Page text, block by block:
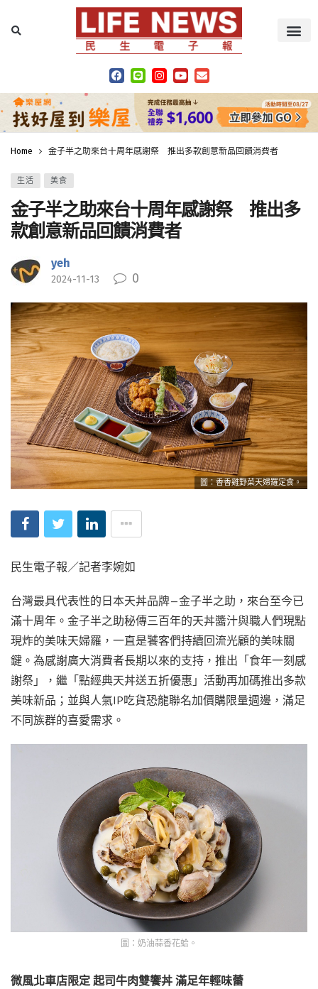
Home 金子半之助來台十周年感謝祭 推出多款創意新品回饋消費者
生活 美食
金子半之助來台十周年感謝祭 推出多
款創意新品回饋消費者
yeh
2024-11-13 0
圖：香香雞野菜天婦羅定食。
民生電子報／記者李婉如
台灣最具代表性的日本天丼品牌—金子半之助，來台至今已
滿十周年。金子半之助秘傳三百年的天丼醬汁與職人們現點
現炸的美味天婦羅，一直是饕客們持續回流光顧的美味關
鍵。為感謝廣大消費者長期以來的支持，推出「食年一刻感
謝祭」，繼「點經典天丼送五折優惠」活動再加碼推出多款
美味新品；並與人氣IP吃貨恐龍聯名加價購限量週邊，滿足
不同族群的喜愛需求。
圖：奶油蒜香花蛤。
微風北車店限定 起司牛肉雙饗丼 滿足年輕味蕾